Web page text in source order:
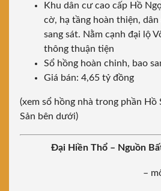
Khu dân cư cao cấp Hồ
cờ, hạ tầng hoàn thiện,
sang sát. Nằm cạnh đại lộ
thông thuận tiện
Sổ hồng hoàn chinh, bao
Giá bán: 4,65 tỷ đồng
(xem sổ hồng nhà trong phần Hồ
Sản bên dưới)
Đại Hiền Thổ – Nguồn
–